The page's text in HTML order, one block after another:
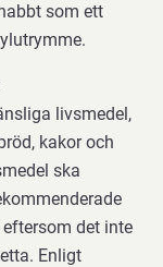
som ett
livsmedel,
kakor och
ska
det inte
Enligt